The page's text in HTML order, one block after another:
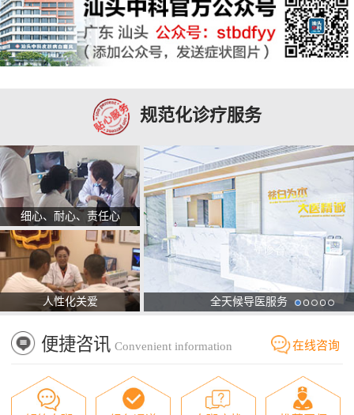
规范化诊疗服务
细心、耐心、责任心
人性化关爱 全天候导医服务
便捷咨讯 Convenient information 在线咨询